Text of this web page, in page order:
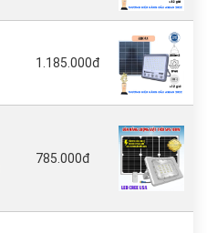
1.185.000đ
785.000đ